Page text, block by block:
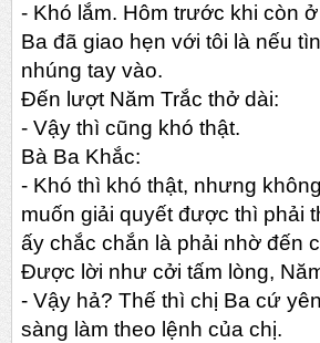
- Khó lắm. Hôm trước khi còn
Ba đã giao hẹn với tôi là nếu
nhúng tay vào.
Đến lượt Năm Trắc thở dài:
- Vậy thì cũng khó thật.
Bà Ba Khắc:
- Khó thì khó thật, nhưng
muốn giải quyết được thì phải
ấy chắc chắn là phải nhờ đến
Được lời như cởi tấm lòng,
- Vậy hả? Thế thì chị Ba cứ
sàng làm theo lệnh của chị.